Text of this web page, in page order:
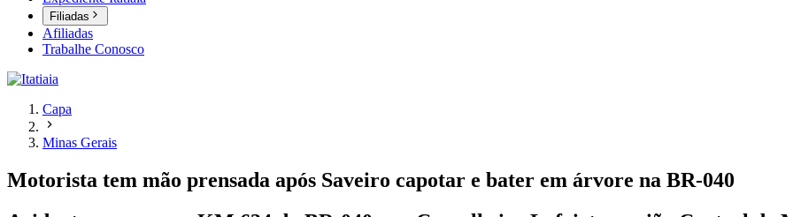
Filiadas
Afiliadas
Trabalhe Conosco
Capa
Minas Gerais
Motorista tem mão prensada após Saveiro capotar e bater em árvore na BR-040